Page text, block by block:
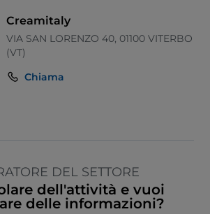
Creamitaly
VIA SAN LORENZO 40, 01100 VITERBO
(VT)
Chiama
DEL SETTORE
dell'attività e vuoi
delle informazioni?